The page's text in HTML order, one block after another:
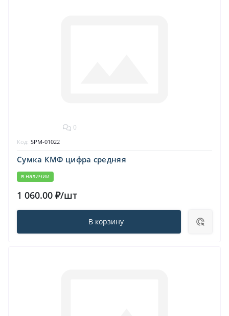
0
Сумка КМФ цифра средняя
в наличии
Код: SPM-01022
1 060.00 ₽/шт
В корзину